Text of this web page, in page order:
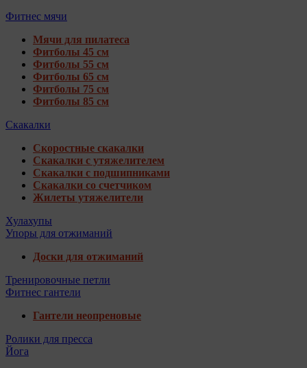
Фитнес мячи
Мячи для пилатеса
Фитболы 45 см
Фитболы 55 см
Фитболы 65 см
Фитболы 75 см
Фитболы 85 см
Скакалки
Скоростные скакалки
Скакалки с утяжелителем
Скакалки с подшипниками
Скакалки со счетчиком
Жилеты утяжелители
Хулахупы
Упоры для отжиманий
Доски для отжиманий
Тренировочные петли
Фитнес гантели
Гантели неопреновые
Ролики для пресса
Йога